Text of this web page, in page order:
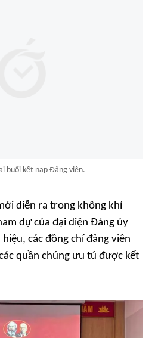
buổi kết nạp Đảng viên.
diễn ra trong không khí
dự của đại diện Đảng ủy
các đồng chí đảng viên
quần chúng ưu tú được kết